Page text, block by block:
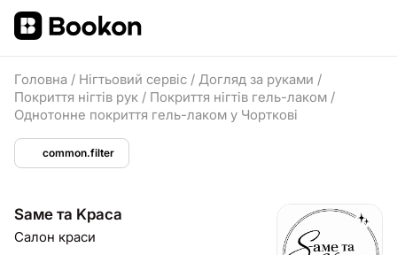
Головна / Нігтьовий сервіс / Догляд за руками /
Покриття нігтів рук / Покриття нігтів гель-лаком /
Однотонне покриття гель-лаком у Чорткові
common.filter
Sаме та Kраса
Салон краси